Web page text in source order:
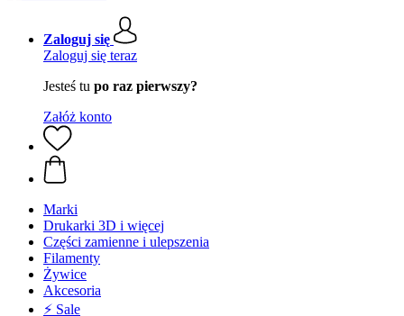
Zaloguj się
Zaloguj się teraz
Jesteś tu po raz pierwszy?
Załóż konto
Marki
Drukarki 3D i więcej
Części zamienne i ulepszenia
Filamenty
Żywice
Akcesoria
⚡ Sale